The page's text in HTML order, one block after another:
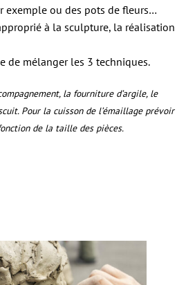
exemple ou des pots de fleurs…
à la sculpture, la réalisation
de mélanger les 3 techniques.
la fourniture d’argile, le
Pour la cuisson de l’émaillage prévoir
de la taille des pièces.